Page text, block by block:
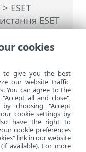
> ESET
ESET
On-
>
cookies
to give you the best
our website traffic,
You can agree to the
all and close",
choosing "Accept
cookie settings by
have the right to
cookie preferences
link in our website
available). For more